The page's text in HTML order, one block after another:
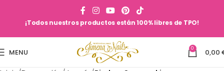
¡Todos nuestros productos están 100% libres de TPO!
MENU 0 0,00